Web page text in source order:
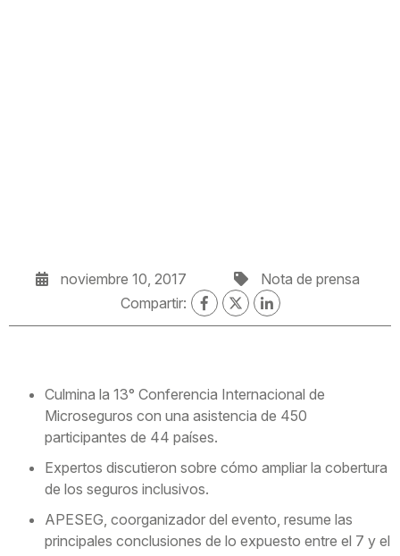
noviembre 10, 2017
Nota de prensa
Compartir:
Culmina la 13° Conferencia Internacional de
Microseguros con una asistencia de 450
participantes de 44 países.
Expertos discutieron sobre cómo ampliar la cobertura
de los seguros inclusivos.
APESEG, coorganizador del evento, resume las
principales conclusiones de lo expuesto entre el 7 y el